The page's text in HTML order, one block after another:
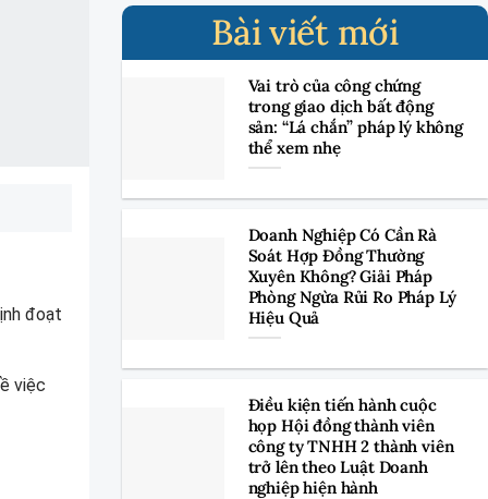
đoạt
việc
Bài viết mới
Vai trò của công chứng
trong giao dịch bất động
sản: “Lá chắn” pháp lý không
thể xem nhẹ
Doanh Nghiệp Có Cần Rà
Soát Hợp Đồng Thường
Xuyên Không? Giải Pháp
Phòng Ngừa Rủi Ro Pháp Lý
Hiệu Quả
Điều kiện tiến hành cuộc
họp Hội đồng thành viên
công ty TNHH 2 thành viên
trở lên theo Luật Doanh
nghiệp hiện hành